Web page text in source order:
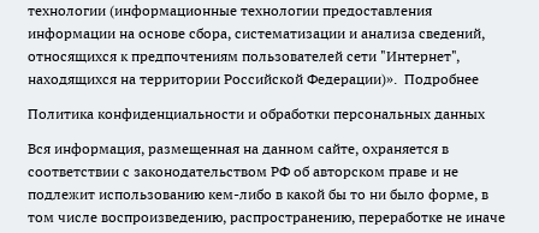
технологии (информационные технологии предоставления
информации на основе сбора, систематизации и анализа сведений,
относящихся к предпочтениям пользователей сети "Интернет",
находящихся на территории Российской Федерации)». Подробнее
Политика конфиденциальности и обработки персональных данных
Вся информация, размещенная на данном сайте, охраняется в
соответствии с законодательством РФ об авторском праве и не
подлежит использованию кем-либо в какой бы то ни было форме, в
том числе воспроизведению, распространению, переработке не иначе